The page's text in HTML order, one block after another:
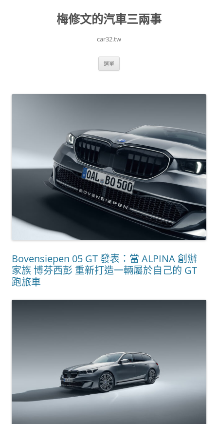
梅修文的汽車三兩事
car32.tw
選單
Bovensiepen 05 GT 發表：當 ALPINA 創辦
家族 博芬西彭 重新打造一輛屬於自己的 GT
跑旅車